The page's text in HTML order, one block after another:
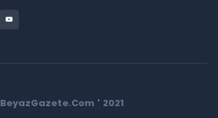
BeyazGazete.Com ' 2021